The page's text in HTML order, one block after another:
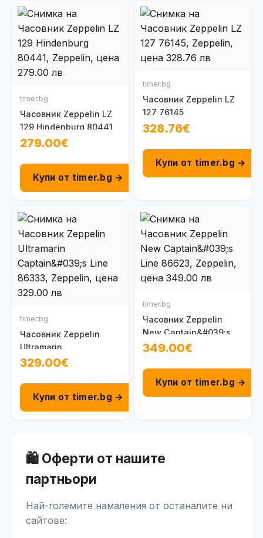
timer.bg
Часовник Zeppelin LZ
129 Hindenburg 80441
279.00€
Купи от timer.bg →
timer.bg
Часовник Zeppelin LZ
127 76145
328.76€
Купи от timer.bg →
timer.bg
Часовник Zeppelin
Ultramarin
Captain&#039;s Line
329.00€
Купи от timer.bg →
timer.bg
Часовник Zeppelin
New Captain&#039;s
Line 86623
349.00€
Купи от timer.bg →
🛍️ Оферти от нашите
партньори
Най-големите намаления от останалите ни
сайтове: